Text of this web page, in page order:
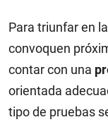
Para triunfar en
convoquen
contar con una
orientada
tipo de pruebas